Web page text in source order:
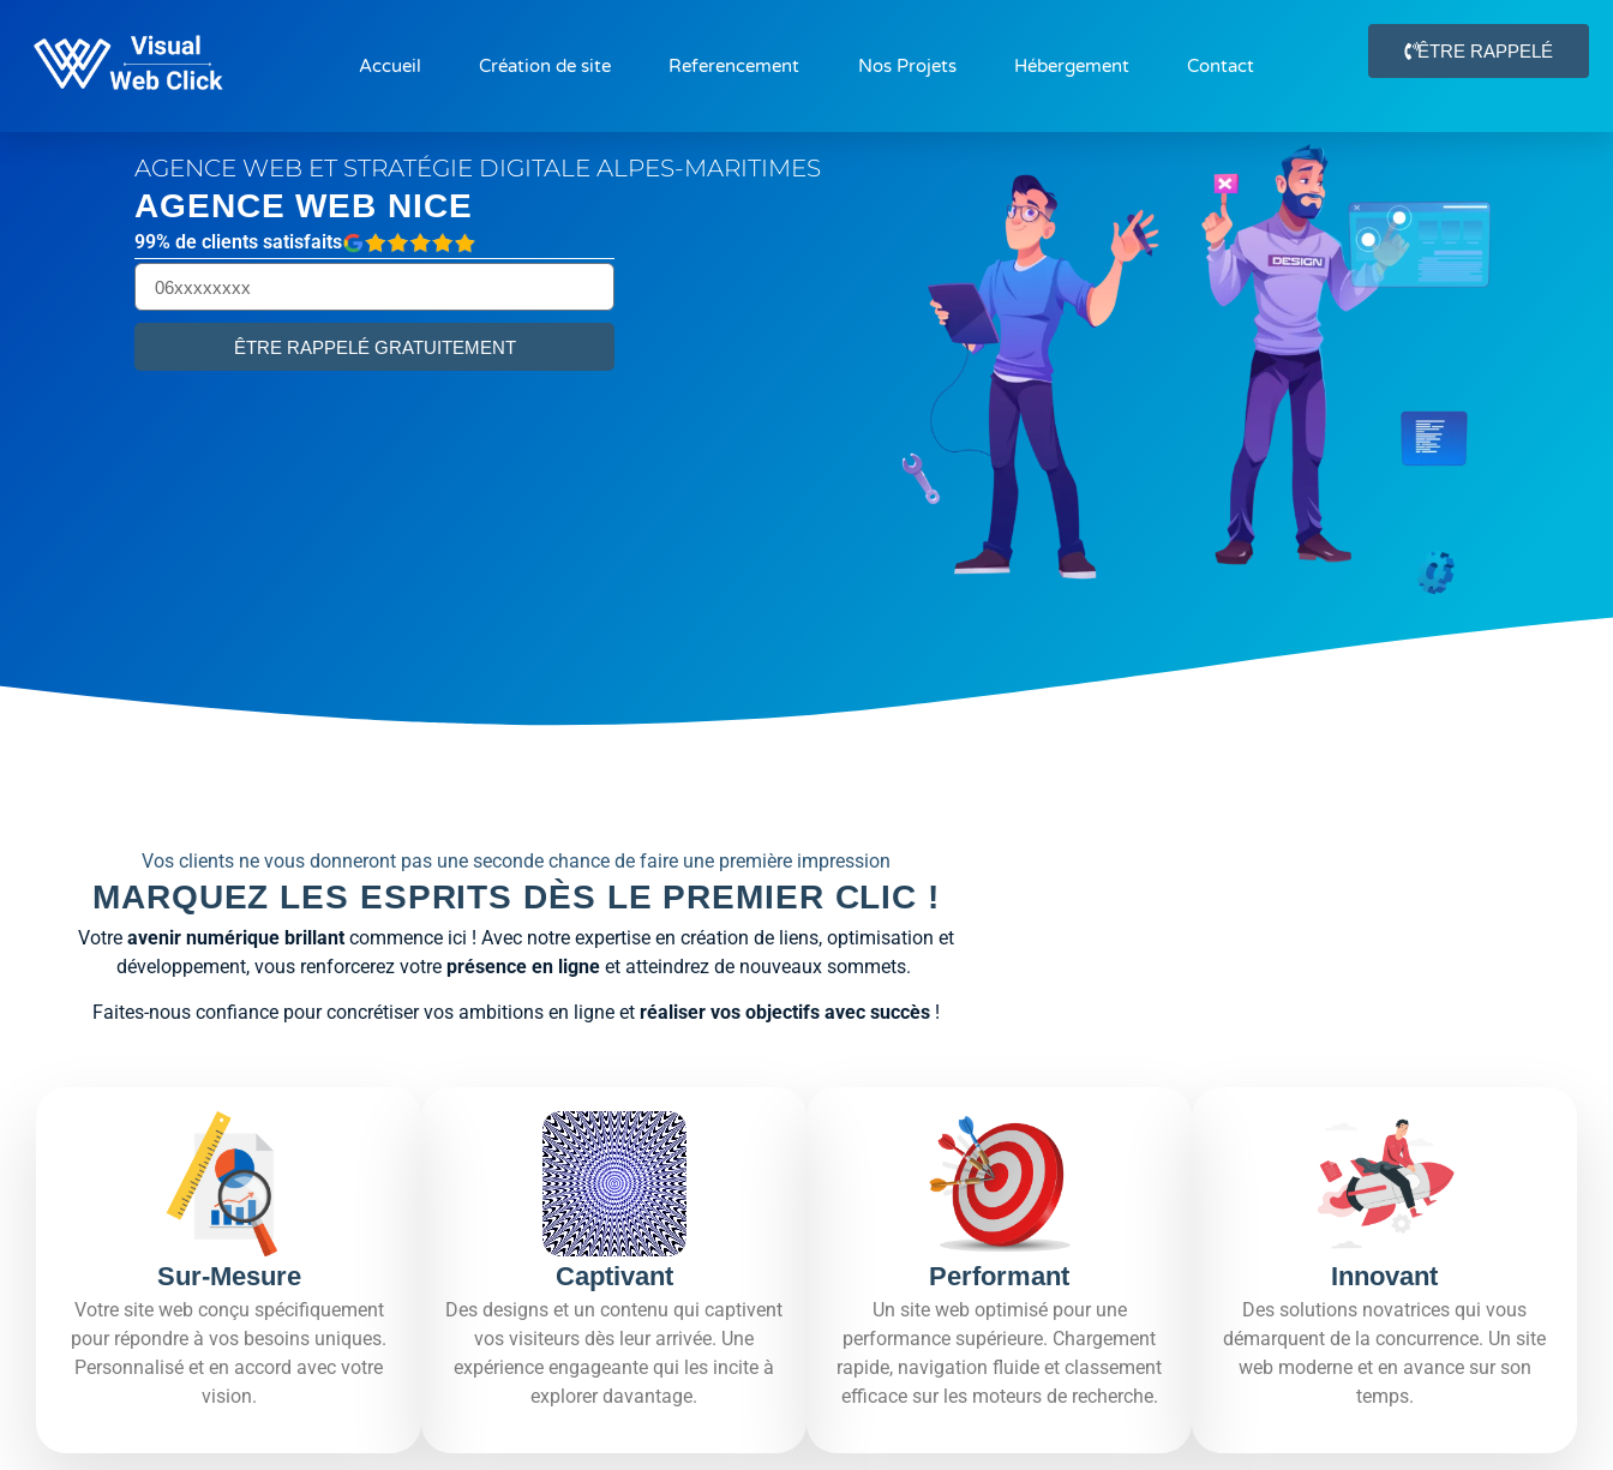
Accueil Création de site Referencement Nos Projets Hébergement Contact
ÊTRE RAPPELÉ
AGENCE WEB ET STRATÉGIE DIGITALE ALPES-MARITIMES
AGENCE WEB NICE
99% de clients satisfaits
ÊTRE RAPPELÉ GRATUITEMENT
Vos clients ne vous donneront pas une seconde chance de faire une première impression
MARQUEZ LES ESPRITS DÈS LE PREMIER CLIC !
Votre avenir numérique brillant commence ici ! Avec notre expertise en création de liens, optimisation et
développement, vous renforcerez votre présence en ligne et atteindrez de nouveaux sommets.
Faites-nous confiance pour concrétiser vos ambitions en ligne et réaliser vos objectifs avec succès !
Sur-Mesure
Votre site web conçu spécifiquement
pour répondre à vos besoins uniques.
Personnalisé et en accord avec votre
vision.
Captivant
Des designs et un contenu qui captivent
vos visiteurs dès leur arrivée. Une
expérience engageante qui les incite à
explorer davantage.​
Performant
Un site web optimisé pour une
performance supérieure. Chargement
rapide, navigation fluide et classement
efficace sur les moteurs de recherche.​
Innovant
Des solutions novatrices qui vous
démarquent de la concurrence. Un site
web moderne et en avance sur son
temps.​